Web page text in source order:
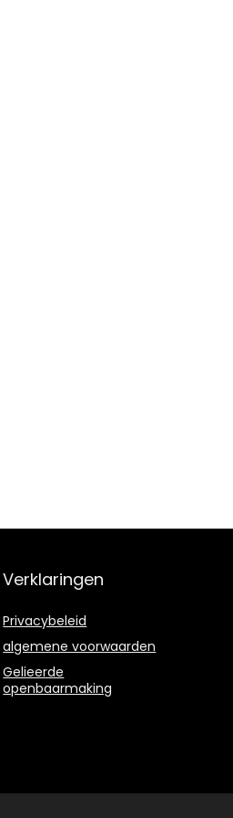
Verklaringen
Privacybeleid
algemene voorwaarden
Gelieerde
openbaarmaking